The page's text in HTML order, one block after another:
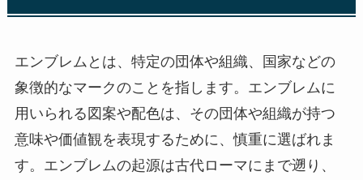
エンブレムとは、特定の団体や組織、国家などの
象徴的なマークのことを指します。エンブレムに
用いられる図案や配色は、その団体や組織が持つ
意味や価値観を表現するために、慎重に選ばれま
す。エンブレムの起源は古代ローマにまで遡り、